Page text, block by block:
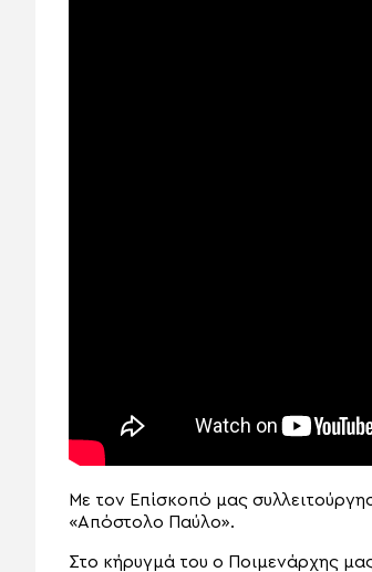
Με τον Επίσκοπό μας
«Απόστολο Παύλο».
Στο κήρυγμά του ο Ποιμενάρχης